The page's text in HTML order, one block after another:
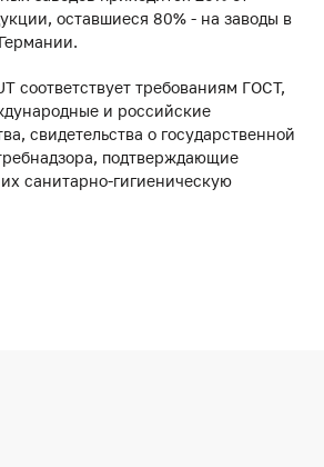
оставшиеся 80% - на заводы в
соответствует требованиям ГОСТ,
и российские
свидетельства о государственной
подтверждающие
санитарно-гигиеническую